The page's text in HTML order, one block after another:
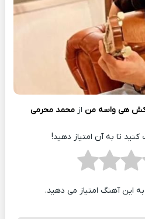
هی واسه من ازمحمد محرمی
تا به آن امتیاز دهید!
این آهنگ امتیاز می دهید.